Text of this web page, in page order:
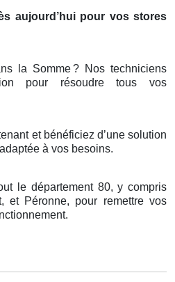
aujourd’hui pour vos stores
la Somme? Nos techniciens
pour résoudre tous vos
et bénéficiez d’une solution
à vos besoins.
le département 80, y compris
et Péronne, pour remettre vos